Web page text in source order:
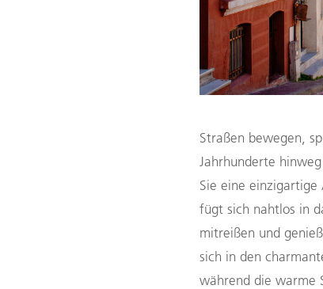
Straßen bewegen,
Jahrhunderte
Sie eine
fügt sich nahtlos in
mitreißen und
sich in den
während die warme